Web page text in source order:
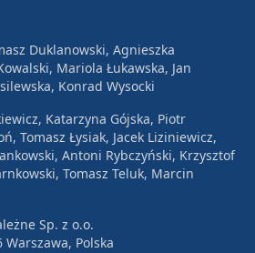
Duklanowski, Agnieszka
Mariola Łukawska, Jan
Konrad Wysocki
Katarzyna Gójska, Piotr
Tomasz Łysiak, Jacek Liziniewicz,
Antoni Rybczyński, Krzysztof
Tomasz Teluk, Marcin
Sp. z o.o.
Polska